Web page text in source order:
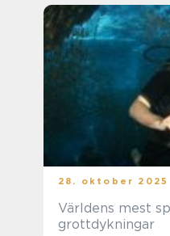
28. oktober 2025
Världens mest
grottdykningar